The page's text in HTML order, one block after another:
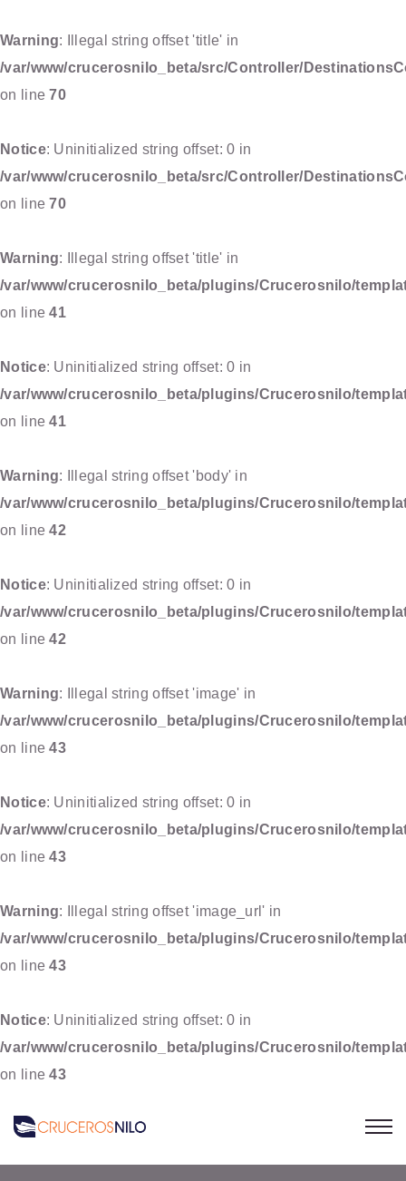
Warning: Illegal string offset 'title' in
/var/www/crucerosnilo_beta/src/Controller/
on line70
Notice: Uninitialized string offset: 0 in
/var/www/crucerosnilo_beta/src/Controller/
on line70
Warning: Illegal string offset 'title' in
/var/www/crucerosnilo_beta/plugins/Crucerosnilo/
on line41
Notice: Uninitialized string offset: 0 in
/var/www/crucerosnilo_beta/plugins/Crucerosnilo/
on line41
Warning: Illegal string offset 'body' in
/var/www/crucerosnilo_beta/plugins/Crucerosnilo/
on line42
Notice: Uninitialized string offset: 0 in
/var/www/crucerosnilo_beta/plugins/Crucerosnilo/
on line42
Warning: Illegal string offset 'image' in
/var/www/crucerosnilo_beta/plugins/Crucerosnilo/
on line43
Notice: Uninitialized string offset: 0 in
/var/www/crucerosnilo_beta/plugins/Crucerosnilo/
on line43
Warning: Illegal string offset 'image_url' in
/var/www/crucerosnilo_beta/plugins/Crucerosnilo/
on line43
Notice: Uninitialized string offset: 0 in
/var/www/crucerosnilo_beta/plugins/Crucerosnilo/
on line43